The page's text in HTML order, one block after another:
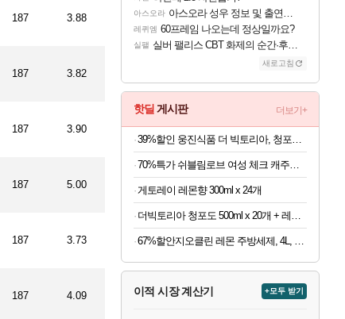
187 3.88
187 3.82
187 3.90
187 5.00
187 3.73
187 4.09
아스오라 아스오라 성우 정보 및 출연작 모음
레퀴엠 60프레임 나오는데 정상일까요?
실팰 실버 팰리스 CBT 화제의 순간·후기 모음
새로고침
핫딜 게시판 더보기+
게토레이 레몬향 300ml x 24개
67%할안지오클린 레몬 주방세제, 4L, 2개
이적 시장 계산기 +모두 받기